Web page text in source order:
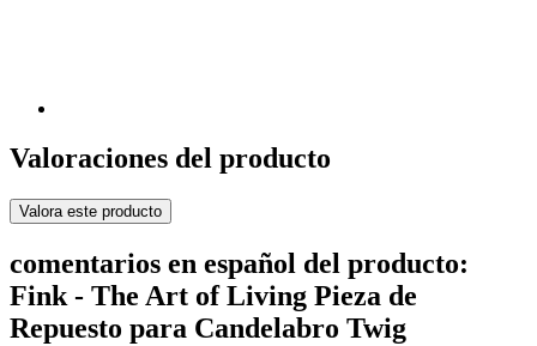
Valoraciones del producto
Valora este producto
comentarios en español del producto:
Fink - The Art of Living Pieza de
Repuesto para Candelabro Twig